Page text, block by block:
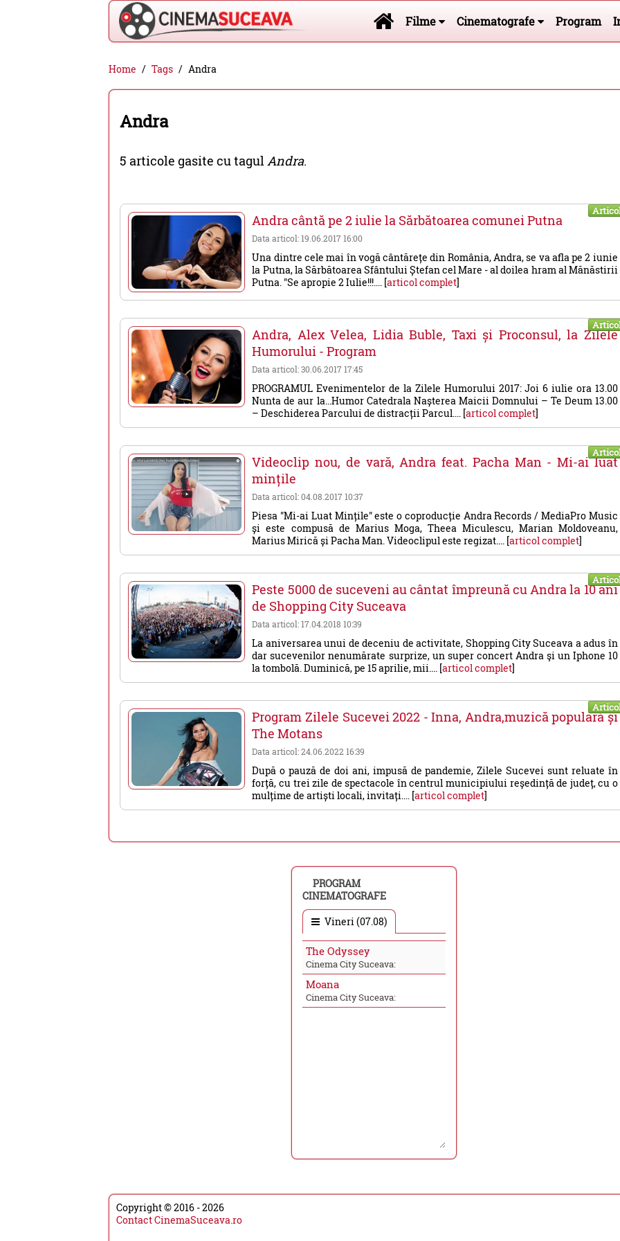
Cinema
Suceava
filme
cinema,
evenimente
din
Suceava
Filme Cinematografe Program
Home Tags Andra
Andra
5 articole gasite cu tagulAndra.
Andra cântă pe 2 iulie la Sărbătoarea comunei Putna
Data articol: 19.06.2017 16:00
Una dintre cele mai în vogă cântărețe din România, Andra, se va afla pe 2 iunie
la Putna, la Sărbătoarea Sfântului Ștefan cel Mare - al doilea hram al Mănăstirii
Putna. "Se apropie 2 Iulie!!!.... [articol complet]
Andra, Alex Velea, Lidia Buble, Taxi și Proconsul, la Zilele
Humorului - Program
Data articol: 30.06.2017 17:45
PROGRAMUL Evenimentelor de la Zilele Humorului 2017: Joi 6 iulie ora 13.00
Nunta de aur la...Humor Catedrala Nașterea Maicii Domnului – Te Deum 13.00
– Deschiderea Parcului de distracții Parcul.... [articol complet]
Videoclip nou, de vară, Andra feat. Pacha Man - Mi-ai luat
mințile
Data articol: 04.08.2017 10:37
Piesa "Mi-ai Luat Mințile" este o coproducție Andra Records / MediaPro Music
și este compusă de Marius Moga, Theea Miculescu, Marian Moldoveanu,
Marius Mirică și Pacha Man. Videoclipul este regizat.... [articol complet]
Peste 5000 de suceveni au cântat împreună cu Andra la 10 ani
de Shopping City Suceava
Data articol: 17.04.2018 10:39
La aniversarea unui de deceniu de activitate, Shopping City Suceava a adus în
dar sucevenilor nenumărate surprize, un super concert Andra şi un Iphone 10
la tombolă. Duminică, pe 15 aprilie, mii.... [articol complet]
Program Zilele Sucevei 2022 - Inna, Andra,muzică populară și
The Motans
Data articol: 24.06.2022 16:39
După o pauză de doi ani, impusă de pandemie, Zilele Sucevei sunt reluate în
forță, cu trei zile de spectacole în centrul municipiului reședință de județ, cu o
mulțime de artiști locali, invitați.... [articol complet]
PROGRAM
CINEMATOGRAFE
Vineri (07.08)
The Odyssey
Cinema City Suceava:
Moana
Cinema City Suceava:
Copyright © 2016 - 2026
Contact CinemaSuceava.ro